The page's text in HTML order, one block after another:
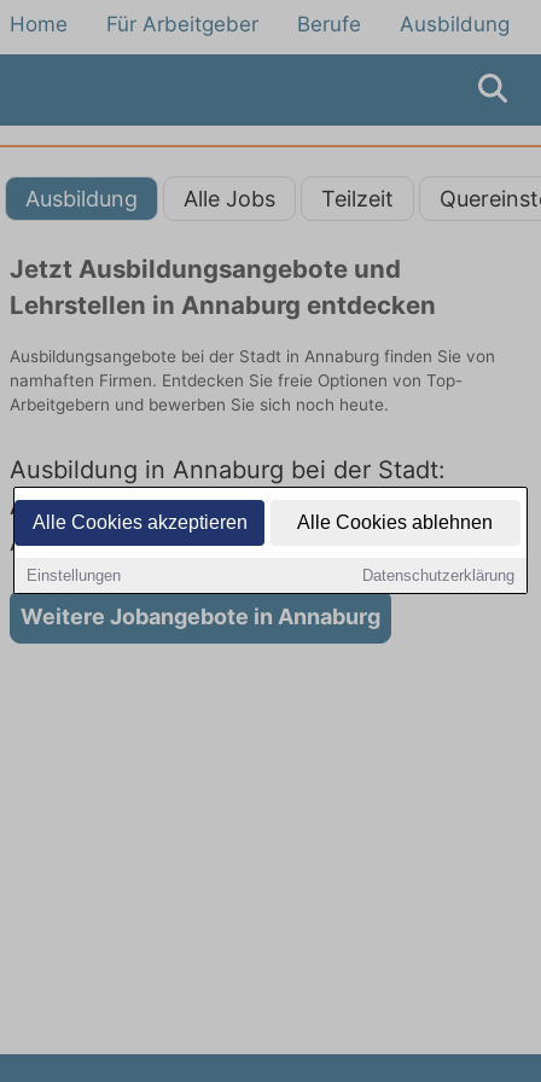
Alle Cookies akzeptieren Alle Cookies ablehnen
Einstellungen Datenschutzerklärung
Home Für Arbeitgeber Berufe Ausbildung
Ausbildung Alle Jobs Teilzeit
Jetzt Ausbildungsangebote und
Lehrstellen in Annaburg entdecken
Ausbildungsangebote bei der Stadt in Annaburg finden Sie von
namhaften Firmen. Entdecken Sie freie Optionen von Top-
Arbeitgebern und bewerben Sie sich noch heute.
Ausbildung in Annaburg bei der Stadt:
Aktuell gibt es keine Stellenangebote für
Ausbildung in Annaburg
Weitere Jobangebote in Annaburg